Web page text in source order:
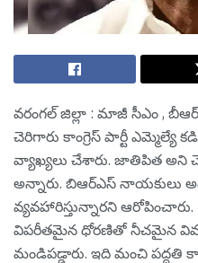
వ‌రంగ‌ల్ జిల్లా : మాజీ సీఎం ,
చెరిగారు కాంగ్రెస్ పార్టీ ఎమ్మెల్యే
వ్యాఖ్య‌లు చేశారు. జాతిపిత అని
అన్నారు. బిఆర్ఎస్ నాయకులు
వ్యవహారిస్తున్నారని ఆరోపించారు.
విపరీతమైన ధోరణితో నీచమైన
మండిప‌డ్డారు. ఇది మంచి ప‌ద్ద‌తి